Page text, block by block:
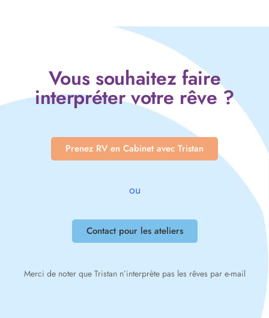
Vous souhaitez faire
interpréter votre rêve ?
Prenez RV en Cabinet avec Tristan
ou
Contact pour les ateliers
Merci de noter que Tristan n’interprète pas les rêves par e-mail